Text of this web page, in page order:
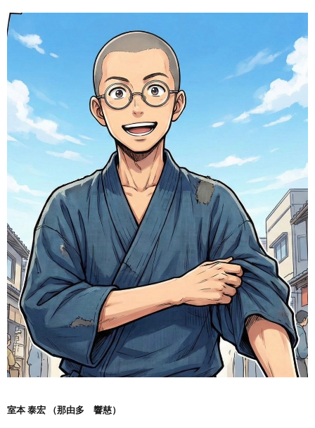
室本 泰宏 （那由多 響慈）